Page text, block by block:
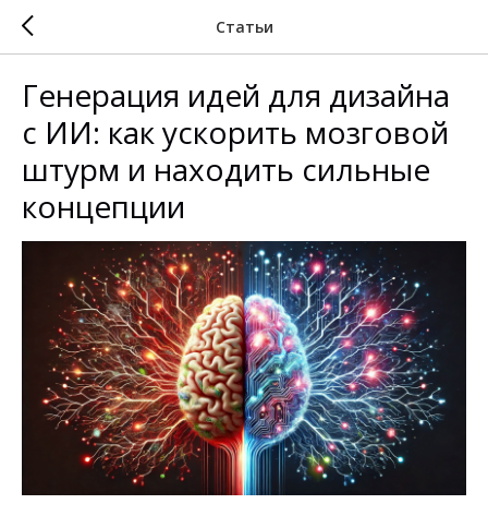
Статьи
Генерация идей для дизайна
с ИИ: как ускорить мозговой
штурм и находить сильные
концепции